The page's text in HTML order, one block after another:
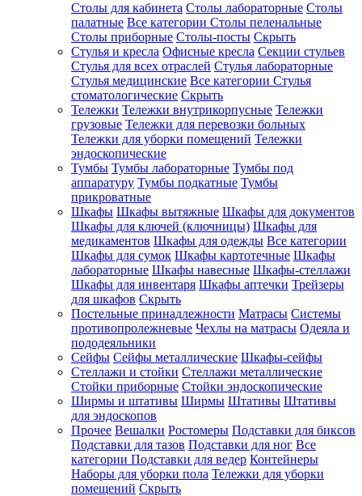
Столы для кабинета Столы лабораторные Столы
палатные Все категории Столы пеленальные
Столы приборные Столы-посты Скрыть
Стулья и кресла Офисные кресла Секции стульев
Стулья для всех отраслей Стулья лабораторные
Стулья медицинские Все категории Стулья
стоматологические Скрыть
Тележки Тележки внутрикорпусные Тележки
грузовые Тележки для перевозки больных
Тележки для уборки помещений Тележки
эндоскопические
Тумбы Тумбы лабораторные Тумбы под
аппаратуру Тумбы подкатные Тумбы
прикроватные
Шкафы Шкафы вытяжные Шкафы для документов
Шкафы для ключей (ключницы) Шкафы для
медикаментов Шкафы для одежды Все категории
Шкафы для сумок Шкафы картотечные Шкафы
лабораторные Шкафы навесные Шкафы-стеллажи
Шкафы для инвентаря Шкафы аптечки Трейзеры
для шкафов Скрыть
Постельные принадлежности Матрасы Системы
противопролежневые Чехлы на матрасы Одеяла и
пододеяльники
Сейфы Сейфы металлические Шкафы-сейфы
Стеллажи и стойки Стеллажи металлические
Стойки приборные Стойки эндоскопические
Ширмы и штативы Ширмы Штативы Штативы
для эндоскопов
Прочее Вешалки Ростомеры Подставки для биксов
Подставки для тазов Подставки для ног Все
категории Подставки для ведер Контейнеры
Наборы для уборки пола Тележки для уборки
помещений Скрыть